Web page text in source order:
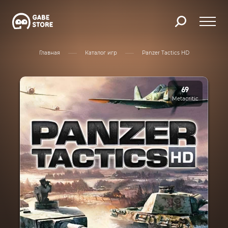
Главная Каталог игр Panzer Tactics HD
69
Metacritic